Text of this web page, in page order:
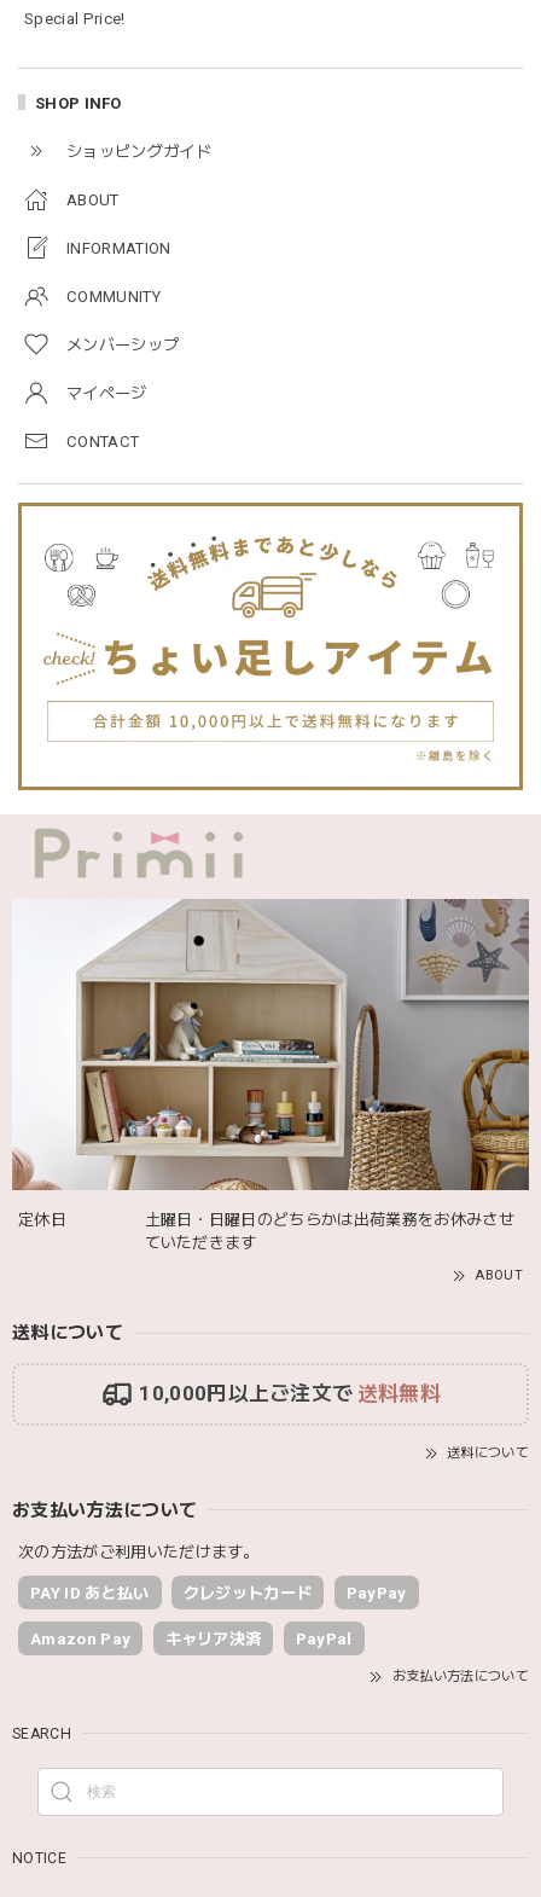
Special Price!
SHOP INFO
ショッピングガイド
ABOUT
INFORMATION
COMMUNITY
メンバーシップ
マイページ
CONTACT
ラス…お絵描きセットと食具までたっぷりと入っていまし
すぐに使い始めました。今年もまた購入したいと思える最高
taupe（チャコールグレー）
greige
2025/12/28
プレゼントした友人がとても喜んでました。ありがとうござ
います！
Jellycat ジェリーキャット | Bashful Tiger Huge とら ぬいぐるみ 大きいサイズ
JELLYCATは特に個体差が激しいブランドなので、どんな子
が来るかいつも少し不安ですが、可愛い子が届いて良かった
blanco ブランコ | TSUBUTSUBU MEAL SET つぶつぶミールセット プレートセット ベビー食器 カトラリー
greige
2025/12/12
blanco ブランコ | ダブルボアブランケット ベビー double boa blanket ホワイト 無地
発送も届くのも早かったです！バースデーバルーンも入って
定休日
土曜日・日曜日のどちらかは出荷業務をお休みさせ
ていただきます
ABOUT
送料について
10,000円以上ご注文で 送料無料
送料について
お支払い方法について
次の方法がご利用いただけます。
PAY ID あと払い クレジットカード PayPay
Amazon Pay キャリア決済 PayPal
お支払い方法について
SEARCH
NOTICE